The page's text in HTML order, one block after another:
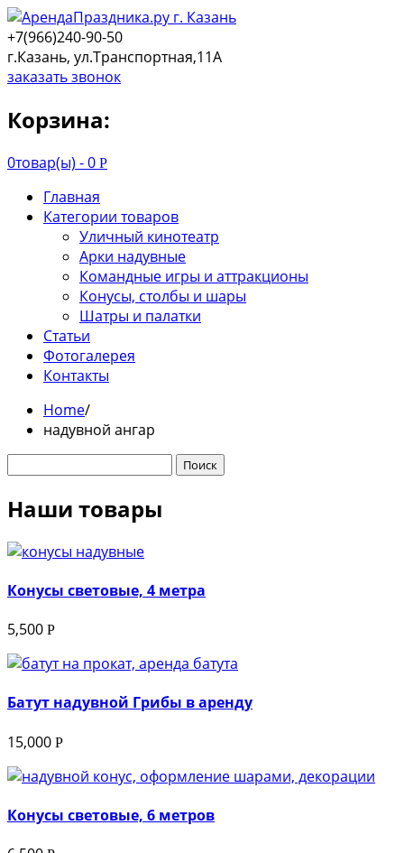
+7(966)240-90-50
г.Казань, ул.Транспортная,11А
заказать звонок
Корзина:
0товар(ы) -0 Р
Главная
Категории товаров
Уличный кинотеатр
Арки надувные
Командные игры и аттракционы
Конусы, столбы и шары
Шатры и палатки
Статьи
Фотогалерея
Контакты
Home/
надувной ангар
Наши товары
Конусы световые, 4 метра
5,500 Р
Батут надувной Грибы в аренду
15,000 Р
Конусы световые, 6 метров